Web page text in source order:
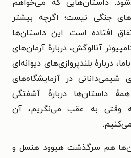
داستان‌هایی که می‌خواهم
جنگی نیست؛ اگرچه بیشتر
افتاده است. این داستان‌ها
آنالوگش، دربارۀ آرمان‌های
دربارۀ بلندپروازی‌های دیوانه‌ای
شیمی‌دانانی در آزمایشگاه‌های
داستان‌ها دربارۀ آشفتگی
وقتی به عقب می‌نگریم، آن
هم سرگذشت هیوود هنسل و